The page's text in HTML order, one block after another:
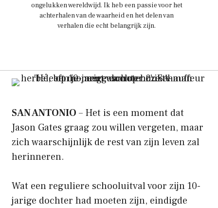
ongelukken wereldwijd. Ik heb een passie voor het
achterhalen van de waarheid en het delen van
verhalen die echt belangrijk zijn.
SAN ANTONIO – Het is een moment dat
Jason Gates graag zou willen vergeten, maar
zich waarschijnlijk de rest van zijn leven zal
herinneren.
Wat een reguliere schooluitval voor zijn 10-
jarige dochter had moeten zijn, eindigde